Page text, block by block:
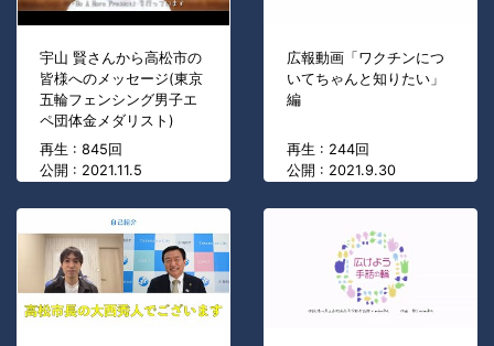
宇山 賢さんから高松市の
皆様へのメッセージ(東京
五輪フェンシング男子エ
ペ団体金メダリスト)
再生 : 845回
公開 : 2021.11.5
広報動画「ワクチンにつ
いてちゃんと知りたい」
編
再生 : 244回
公開 : 2021.9.30